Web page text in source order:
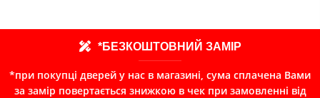
*БЕЗКОШТОВНИЙ ЗАМІР
*при покупці дверей у нас в магазині, сума сплачена Вами
за замір повертається знижкою в чек при замовленні від